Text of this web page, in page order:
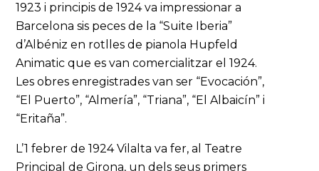
1923 i principis de 1924 va impressionar a
Barcelona sis peces de la “Suite Iberia”
d’Albéniz en rotlles de pianola Hupfeld
Animatic que es van comercialitzar el 1924.
Les obres enregistrades van ser “Evocación”,
“El Puerto”, “Almería”, “Triana”, “El Albaicín” i
“Eritaña”.
L’1 febrer de 1924 Vilalta va fer, al Teatre
Principal de Girona, un dels seus primers